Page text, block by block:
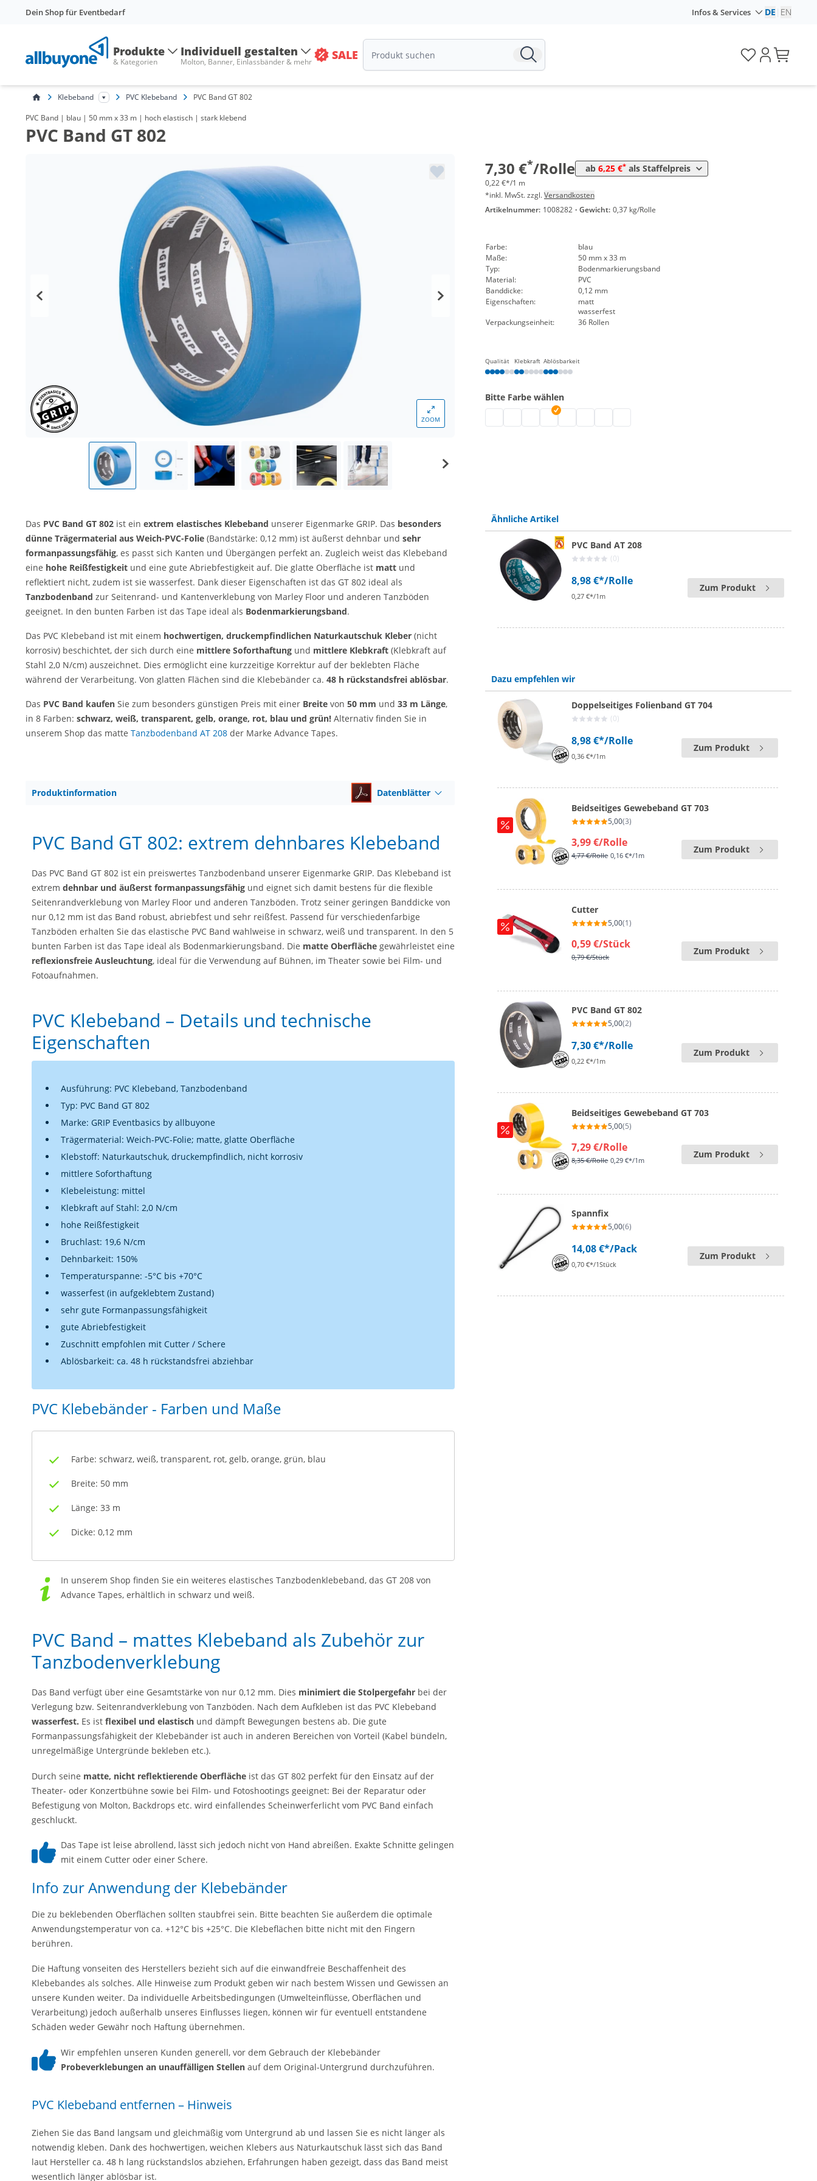
Dein Shop für Eventbedarf Infos & Services DE EN
Produkte
& Kategorien
Individuell gestalten
Molton, Banner, Einlassbänder & mehr SALE
Klebeband PVC Klebeband PVC Band GT 802
PVC Band | blau | 50 mm x 33 m | hoch elastisch | stark klebend
PVC Band GT 802
ZOOM
7,30 €*/Rolle ab 6,25 €* als Staffelpreis
ab 36 Rollen 6,25 € 0,19 €*/1m
0,22 €*/1 m
*inkl. MwSt. zzgl.Versandkosten
Artikelnummer: 1008282 · Gewicht: 0,37 kg/Rolle
Farbe:
blau
Maße:
50 mm x 33 m
Typ:
Bodenmarkierungsband
Material:
PVC
Banddicke:
0,12 mm
Eigenschaften:
matt
wasserfest
Verpackungseinheit:
36 Rollen
Qualität Klebkraft Ablösbarkeit
Bitte Farbe wählen
PVC Band | schwarz
PVC Band | transparent
PVC Band | weiß
PVC Band | blau
PVC Band | grün
Das PVC Band GT 802 ist ein extrem elastisches Klebeband unserer Eigenmarke GRIP. Das besonders
dünne Trägermaterial aus Weich-PVC-Folie (Bandstärke: 0,12 mm) ist äußerst dehnbar und sehr
formanpassungsfähig, es passt sich Kanten und Übergängen perfekt an. Zugleich weist das Klebeband
eine hohe Reißfestigkeit und eine gute Abriebfestigkeit auf. Die glatte Oberfläche ist matt und
reflektiert nicht, zudem ist sie wasserfest. Dank dieser Eigenschaften ist das GT 802 ideal als
Tanzbodenband zur Seitenrand- und Kantenverklebung von Marley Floor und anderen Tanzböden
geeignet. In den bunten Farben ist das Tape ideal als Bodenmarkierungsband.
Das PVC Klebeband ist mit einem hochwertigen, druckempfindlichen Naturkautschuk Kleber (nicht
korrosiv) beschichtet, der sich durch eine mittlere Soforthaftung und mittlere Klebkraft (Klebkraft auf
Stahl 2,0 N/cm) auszeichnet. Dies ermöglicht eine kurzzeitige Korrektur auf der beklebten Fläche
während der Verarbeitung. Von glatten Flächen sind die Klebebänder ca. 48 h rückstandsfrei ablösbar.
Das PVC Band kaufen Sie zum besonders günstigen Preis mit einer Breite von 50 mm und 33 m Länge,
in 8 Farben: schwarz, weiß, transparent, gelb, orange, rot, blau und grün! Alternativ finden Sie in
unserem Shop das matte Tanzbodenband AT 208 der Marke Advance Tapes.
Produktinformation Datenblätter
PVC Band GT 802: extrem dehnbares Klebeband
Das PVC Band GT 802 ist ein preiswertes Tanzbodenband unserer Eigenmarke GRIP. Das Klebeband ist
extrem dehnbar und äußerst formanpassungsfähig und eignet sich damit bestens für die flexible
Seitenrandverklebung von Marley Floor und anderen Tanzböden. Trotz seiner geringen Banddicke von
nur 0,12 mm ist das Band robust, abriebfest und sehr reißfest. Passend für verschiedenfarbige
Tanzböden erhalten Sie das elastische PVC Band wahlweise in schwarz, weiß und transparent. In den 5
bunten Farben ist das Tape ideal als Bodenmarkierungsband. Die matte Oberfläche gewährleistet eine
reflexionsfreie Ausleuchtung, ideal für die Verwendung auf Bühnen, im Theater sowie bei Film- und
Fotoaufnahmen.
PVC Klebeband – Details und technische
Eigenschaften
Ausführung: PVC Klebeband, Tanzbodenband
Typ: PVC Band GT 802
Marke: GRIP Eventbasics by allbuyone
Trägermaterial: Weich-PVC-Folie; matte, glatte Oberfläche
Klebstoff: Naturkautschuk, druckempfindlich, nicht korrosiv
mittlere Soforthaftung
Klebeleistung: mittel
Klebkraft auf Stahl: 2,0 N/cm
hohe Reißfestigkeit
Bruchlast: 19,6 N/cm
Dehnbarkeit: 150%
Temperaturspanne: -5°C bis +70°C
wasserfest (in aufgeklebtem Zustand)
sehr gute Formanpassungsfähigkeit
gute Abriebfestigkeit
Zuschnitt empfohlen mit Cutter / Schere
Ablösbarkeit: ca. 48 h rückstandsfrei abziehbar
PVC Klebebänder - Farben und Maße
Farbe: schwarz, weiß, transparent, rot, gelb, orange, grün, blau
Breite: 50 mm
Länge: 33 m
Dicke: 0,12 mm
In unserem Shop finden Sie ein weiteres elastisches Tanzbodenklebeband, das GT 208 von
Advance Tapes, erhältlich in schwarz und weiß.
PVC Band – mattes Klebeband als Zubehör zur
Tanzbodenverklebung
Das Band verfügt über eine Gesamtstärke von nur 0,12 mm. Dies minimiert die Stolpergefahr bei der
Verlegung bzw. Seitenrandverklebung von Tanzböden. Nach dem Aufkleben ist das PVC Klebeband
wasserfest. Es ist flexibel und elastisch und dämpft Bewegungen bestens ab. Die gute
Formanpassungsfähigkeit der Klebebänder ist auch in anderen Bereichen von Vorteil (Kabel bündeln,
unregelmäßige Untergründe bekleben etc.).
Durch seine matte, nicht reflektierende Oberfläche ist das GT 802 perfekt für den Einsatz auf der
Theater- oder Konzertbühne sowie bei Film- und Fotoshootings geeignet: Bei der Reparatur oder
Befestigung von Molton, Backdrops etc. wird einfallendes Scheinwerferlicht vom PVC Band einfach
geschluckt.
Das Tape ist leise abrollend, lässt sich jedoch nicht von Hand abreißen. Exakte Schnitte gelingen
mit einem Cutter oder einer Schere.
Info zur Anwendung der Klebebänder
Die zu beklebenden Oberflächen sollten staubfrei sein. Bitte beachten Sie außerdem die optimale
Anwendungstemperatur von ca. +12°C bis +25°C. Die Klebeflächen bitte nicht mit den Fingern
berühren.
Die Haftung vonseiten des Herstellers bezieht sich auf die einwandfreie Beschaffenheit des
Klebebandes als solches. Alle Hinweise zum Produkt geben wir nach bestem Wissen und Gewissen an
unsere Kunden weiter. Da individuelle Arbeitsbedingungen (Umwelteinflüsse, Oberflächen und
Verarbeitung) jedoch außerhalb unseres Einflusses liegen, können wir für eventuell entstandene
Schäden weder Gewähr noch Haftung übernehmen.
Wir empfehlen unseren Kunden generell, vor dem Gebrauch der Klebebänder
Probeverklebungen an unauffälligen Stellen auf dem Original-Untergrund durchzuführen.
PVC Klebeband entfernen – Hinweis
Ziehen Sie das Band langsam und gleichmäßig vom Untergrund ab und lassen Sie es nicht länger als
notwendig kleben. Dank des hochwertigen, weichen Klebers aus Naturkautschuk lässt sich das Band
laut Hersteller ca. 48 h lang rückstandslos abziehen, Erfahrungen haben gezeigt, dass das Band meist
wesentlich länger ablösbar ist.
Ähnliche Artikel
PVC Band AT 208
(0)
8,98 €*/Rolle
0,27 €*/1m
Zum Produkt
Dazu empfehlen wir
Doppelseitiges Folienband GT 704
(0)
8,98 €*/Rolle
0,36 €*/1m
Zum Produkt
Beidseitiges Gewebeband GT 703
5,00(3)
3,99 €/Rolle
4,77 €/Rolle 0,16 €*/1m
Zum Produkt
Cutter
5,00(1)
0,59 €/Stück
0,79 €/Stück
Zum Produkt
PVC Band GT 802
5,00(2)
7,30 €*/Rolle
0,22 €*/1m
Zum Produkt
Beidseitiges Gewebeband GT 703
5,00(5)
7,29 €/Rolle
8,35 €/Rolle 0,29 €*/1m
Zum Produkt
Spannfix
5,00(6)
14,08 €*/Pack
0,70 €*/1Stück
Zum Produkt